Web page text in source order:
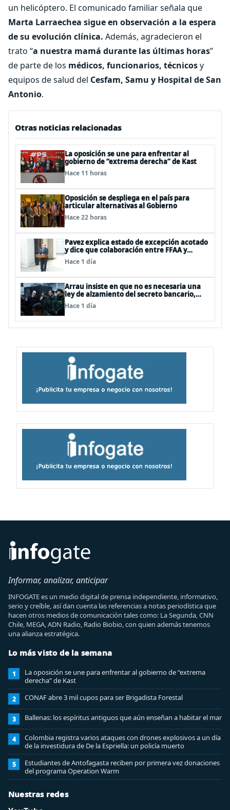
un helicóptero. El comunicado familiar señala que
Marta Larraechea sigue en observación a la espera
de su evolución clínica. Además, agradecieron el
trato “a nuestra mamá durante las últimas horas”
de parte de los médicos, funcionarios, técnicosy
equipos de salud del Cesfam, Samu y Hospital de San
Antonio.
Otras noticias relacionadas
La oposición se une para enfrentar al
gobierno de “extrema derecha” de Kast
Hace 11 horas
Oposición se despliega en el país para
articular alternativas al Gobierno
Hace 22 horas
Pavez explica estado de excepción acotado
y dice que colaboración entre FFAA y
policías, “es algo del todo pertinente
analizar”
Hace 1 día
Arrau insiste en que no es necesaria una
ley de alzamiento del secreto bancario,
porque ya existe
Hace 1 día
Informar, analizar, anticipar
INFOGATE es un medio digital de prensa independiente, informativo,
serio y creíble, así dan cuenta las referencias a notas periodística que
hacen otros medios de comunicación tales como: La Segunda, CNN
Chile, MEGA, ADN Radio, Radio Biobio, con quien además tenemos
una alianza estratégica.
Lo más visto de la semana
1
La oposición se une para enfrentar al gobierno de “extrema
derecha” de Kast
2 CONAF abre 3 mil cupos para ser Brigadista Forestal
3 Ballenas: los espíritus antiguos que aún enseñan a habitar el mar
4
Colombia registra varios ataques con drones explosivos a un día
de la investidura de De la Espriella: un policía muerto
5
Estudiantes de Antofagasta reciben por primera vez donaciones
del programa Operation Warm
Nuestras redes